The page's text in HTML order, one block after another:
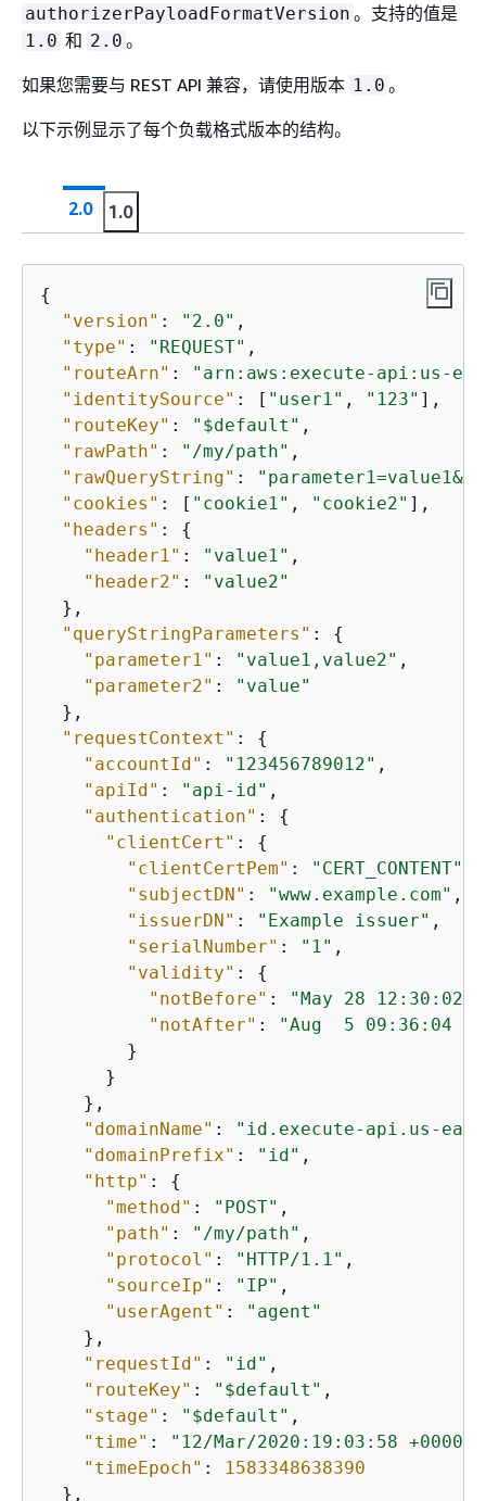
authorizerPayloadFormatVersion 。支持的值是
1.0 和 2.0 。
如果您需要与 REST API 兼容，请使用版本 1.0 。
以下示例显示了每个负载格式版本的结构。
2.0 1.0
{
"version" : "2.0" ,
"type" : "REQUEST" ,
"routeArn" :
"arn:aws:execute-api:us-
"identitySource" : [ "user1" , "123" ],
"routeKey" : "$default" ,
"rawPath" : "/my/path" ,
"rawQueryString" :
"cookies" : [ "cookie1" , "cookie2" ],
"headers" : {
"header1" : "value1" ,
"header2" :
"value2"
  },
"queryStringParameters" : {
"parameter1" : "value1,value2" ,
"parameter2" :
"value"
  },
"requestContext" : {
"accountId" : "123456789012" ,
"apiId" : "api-id" ,
"authentication" : {
"clientCert" : {
"clientCertPem" : "CERT_CONTENT"
"subjectDN" : "www.example.com" ,
"issuerDN" : "Example issuer" ,
"serialNumber" : "1" ,
"validity" : {
"notBefore" :
"May 28 12:30:02
"notAfter" :
"Aug  5 09:36:04
        }
      }
    },
"domainName" :
"id.execute-api.us-east-
"domainPrefix" : "id" ,
"http" : {
"method" : "POST" ,
"path" : "/my/path" ,
"protocol" : "HTTP/1.1" ,
"sourceIp" : "IP" ,
"userAgent" :
"agent"
    },
"requestId" : "id" ,
"routeKey" : "$default" ,
"stage" : "$default" ,
"time" : "12/Mar/2020:19:03:58 +0000"
"timeEpoch" :
1583348638390
  },